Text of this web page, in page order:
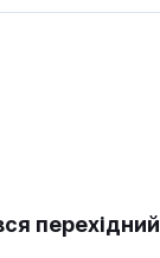
перехідний